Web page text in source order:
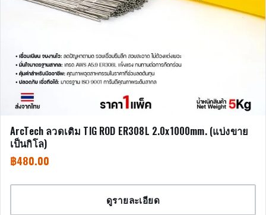
ArcTech ลวดเติม TIG ROD ER308L 2.0x1000mm. (แบ่งขาย
เป็นกิโล)
฿480.00
ดูรายละเอียด